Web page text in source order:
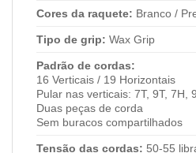
Cores da raquete: Branco /
Tipo de grip: Wax Grip
Padrão de cordas:
16 Verticais / 19 Horizontais
Pular nas verticais: 7T, 9T, 7H,
Duas peças de corda
Sem buracos compartilhados
Tensão das cordas: 50-55